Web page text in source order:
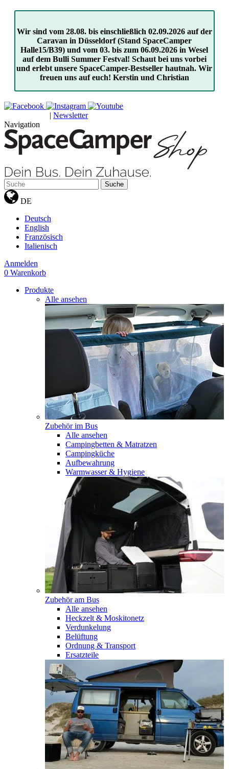
Wir sind vom 28.08. bis einschließlich 02.09.2026 auf der
Caravan in Düsseldorf (Stand SpaceCamper
Halle15/B39) und vom 03. bis zum 06.09.2026 in Wesel
auf dem Bulli Summer Festval! Schaut bei uns vorbei
und erlebt unsere SpaceCamper-Bestseller hautnah. Wir
freuen uns auf euch! Kerstin und Christian
| Newsletter
Navigation
Suche
DE
Deutsch
English
Französisch
Italienisch
Anmelden
0 Warenkorb
Produkte
Alle ansehen
Zubehör im Bus
Alle ansehen
Campingbetten & Matratzen
Campingküche
Aufbewahrung
Warmwasser & Hygiene
Zubehör am Bus
Alle ansehen
Heckzelt & Moskitonetz
Verdunkelung
Belüftung
Ordnung & Transport
Ersatzteile